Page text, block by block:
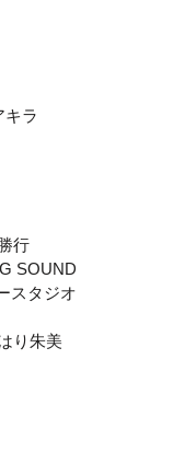
キラ
行
SOUND
スタジオ
り朱美